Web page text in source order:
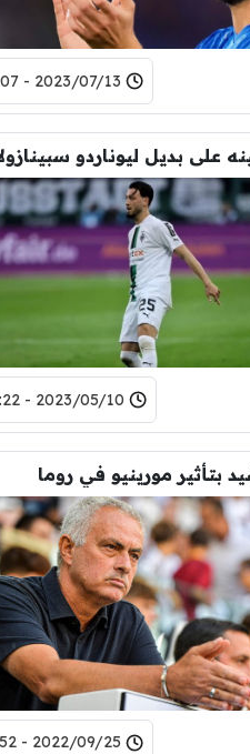
2023/07/13 - 12:07
على بديل ليوناردو
2023/05/10 - 05:22
بتأثير مورينيو في روما
2022/09/25 - 11:52